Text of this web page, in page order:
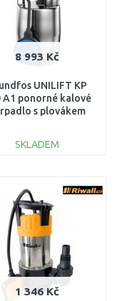
8 993 Kč
UNILIFT KP
A1 ponorné kalové
s plovákem
SKLADEM
Porovnat
1 346 Kč